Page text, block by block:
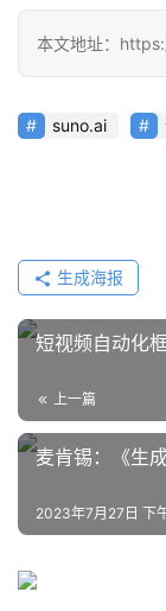
本文地址：
suno.ai
生成海报
短视频自动化
上一篇
麦肯锡：《生
2023年7月27日 下